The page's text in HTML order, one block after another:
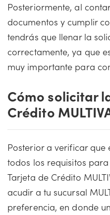
Posteriormente, al
documentos y cumplir
tendrás que llenar la
correctamente, ya que
muy importante para
Cómo solicitar
Crédito
Posterior a verificar que
todos los requisitos
Tarjeta de Crédito
acudir a tu sucursal
preferencia, en donde